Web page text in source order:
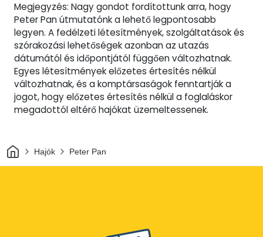
Megjegyzés: Nagy gondot fordítottunk arra, hogy
Peter Pan útmutatónk a lehető legpontosabb
legyen. A fedélzeti létesítmények, szolgáltatások és
szórakozási lehetőségek azonban az utazás
dátumától és időpontjától függően változhatnak.
Egyes létesítmények előzetes értesítés nélkül
változhatnak, és a komptársaságok fenntartják a
jogot, hogy előzetes értesítés nélkül a foglaláskor
megadottól eltérő hajókat üzemeltessenek.
OtthonHajók Peter Pan